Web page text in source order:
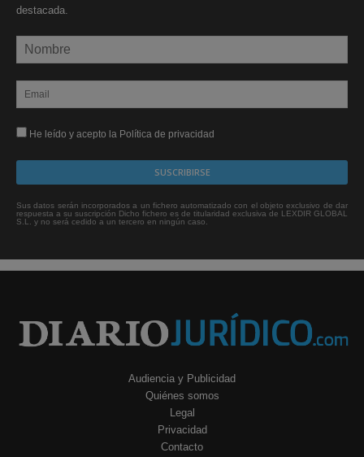
destacada.
He leído y acepto la Política de privacidad
Sus datos serán incorporados a un fichero automatizado con el objeto exclusivo de dar
respuesta a su suscripción Dicho fichero es de titularidad exclusiva de LEXDIR GLOBAL
S.L. y no será cedido a un tercero en ningún caso.
Audiencia y Publicidad
Quiénes somos
Legal
Privacidad
Contacto